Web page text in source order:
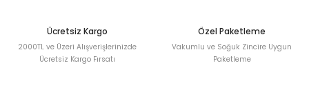
Ücretsiz Kargo
2000TL ve Üzeri Alışverişlerinizde
Ücretsiz Kargo Fırsatı
Özel Paketleme
Vakumlu ve Soğuk Zincire Uygun
Paketleme